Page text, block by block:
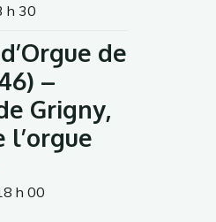
h 30
de
–
Grigny,
l’orgue
h 00